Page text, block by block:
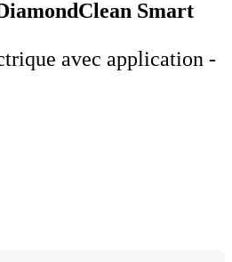
Smart
avec application -